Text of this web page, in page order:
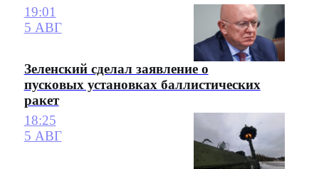
19:01
5 АВГ
Зеленский сделал заявление о
пусковых установках баллистических
ракет
18:25
5 АВГ